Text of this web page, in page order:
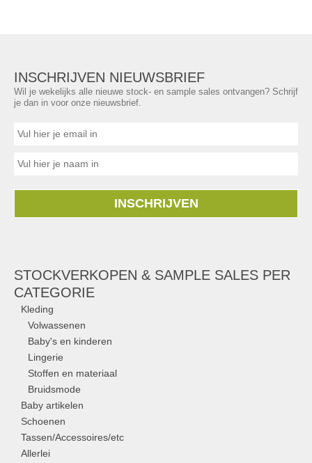
INSCHRIJVEN NIEUWSBRIEF
Wil je wekelijks alle nieuwe stock- en sample sales ontvangen? Schrijf
je dan in voor onze nieuwsbrief.
INSCHRIJVEN
STOCKVERKOPEN & SAMPLE SALES PER
CATEGORIE
Kleding
Volwassenen
Baby's en kinderen
Lingerie
Stoffen en materiaal
Bruidsmode
Baby artikelen
Schoenen
Tassen/Accessoires/etc
Allerlei